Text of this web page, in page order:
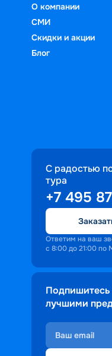
О компании
СМИ
Скидки и акции
Блог
С радостью
тура
+7 495
Ответим на ваш
с 8:00 до 21:00 по
Подпишитесь
лучшими